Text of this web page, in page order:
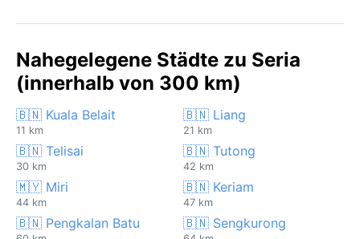
Nahegelegene Städte zu Seria
(innerhalb von 300 km)
🇧🇳 Kuala Belait
11 km
🇧🇳 Liang
21 km
🇧🇳 Telisai
30 km
🇧🇳 Tutong
42 km
🇲🇾 Miri
44 km
🇧🇳 Keriam
47 km
🇧🇳 Pengkalan Batu 🇧🇳 Sengkurong